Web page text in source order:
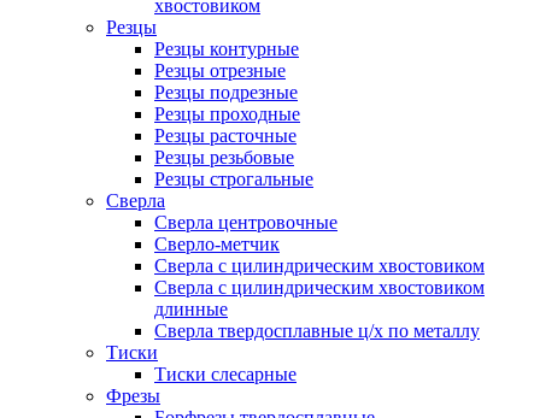
хвостовиком
Резцы
Резцы контурные
Резцы отрезные
Резцы подрезные
Резцы проходные
Резцы расточные
Резцы резьбовые
Резцы строгальные
Сверла
Сверла центровочные
Сверло-метчик
Сверла с цилиндрическим хвостовиком
Сверла с цилиндрическим хвостовиком
длинные
Сверла твердосплавные ц/х по металлу
Тиски
Тиски слесарные
Фрезы